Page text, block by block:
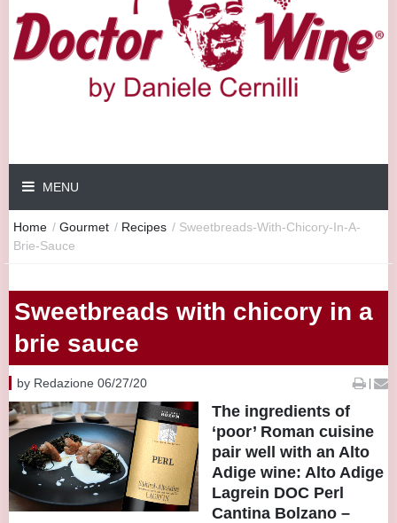
MENU
Home / Gourmet / Recipes / Sweetbreads-With-Chicory-In-A-
Brie-Sauce
Sweetbreads with chicory in a
brie sauce
by Redazione 06/27/20 |
The ingredients of
‘poor’ Roman cuisine
pair well with an Alto
Adige wine: Alto Adige
Lagrein DOC Perl
Cantina Bolzano –